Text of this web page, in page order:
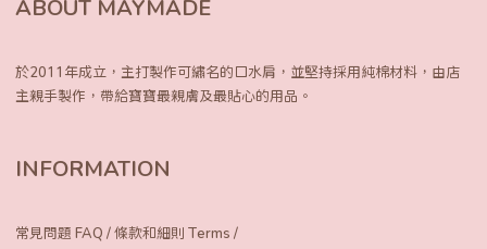
ABOUT MAYMADE
於2011年成立，主打製作可繡名的口水肩， 並堅持採用純棉材料，由店
主親手製作， 帶給寶寶最親膚及最貼心的用品。
INFORMATION
常見問題 FAQ /條款和細則 Terms /